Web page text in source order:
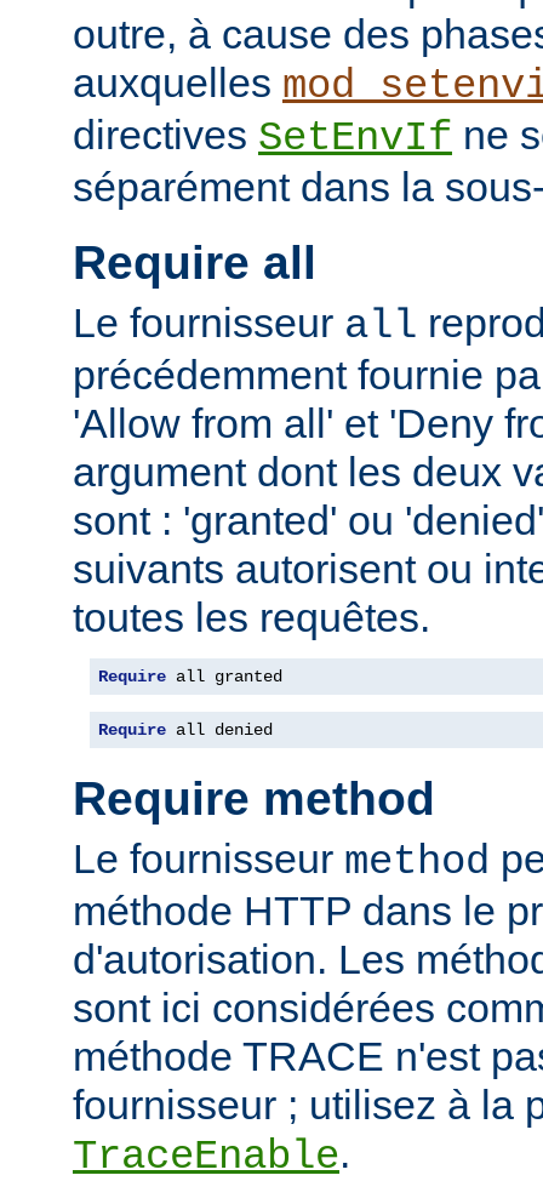
outre, à cause des
auxquelles
directives SetEnvIf ne
séparément dans la
Require all
Le fournisseur all
précédemment fournie
'Allow from all' et 'Deny
argument dont les deux
sont : 'granted' ou
suivants autorisent ou
toutes les requêtes.
Require all granted
Require all denied
Require method
Le fournisseur method
méthode HTTP dans le
d'autorisation. Les
sont ici considérées
méthode TRACE n'est
fournisseur ; utilisez à la
TraceEnable.